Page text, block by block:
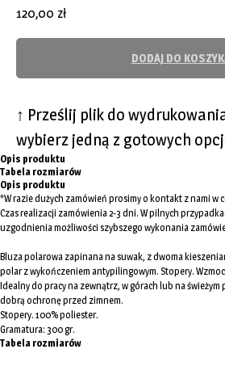
120,00 zł
DODAJ DO
↑ Prześlij plik do
wybierz jedną z gotowych
Opis produktu
Tabela rozmiarów
Opis produktu
*W razie dużych zamówień prosimy o kontakt z nami w
Czas realizacji zamówienia 2-3 dni. W pilnych
uzgodnienia możliwości szybszego wykonania
Bluza polarowa zapinana na suwak, z dwoma
polar z wykończeniem antypilingowym. Stopery.
Idealny do pracy na zewnątrz, w górach lub na
dobrą ochronę przed zimnem.
Stopery. 100% poliester.
Gramatura: 300 gr.
Tabela rozmiarów